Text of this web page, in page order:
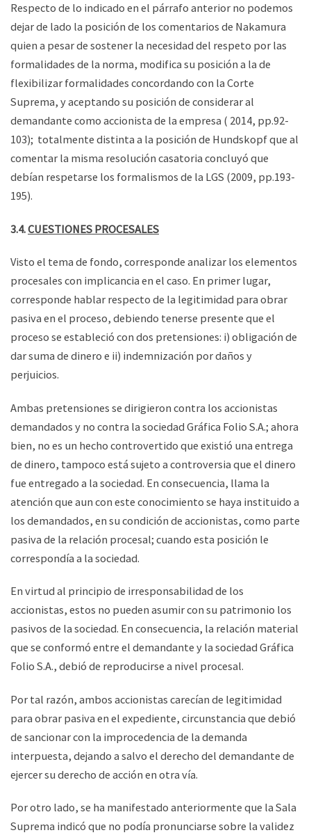
Respecto de lo indicado en el párrafo anterior no podemos
dejar de lado la posición de los comentarios de Nakamura
quien a pesar de sostener la necesidad del respeto por las
formalidades de la norma, modifica su posición a la de
flexibilizar formalidades concordando con la Corte
Suprema, y aceptando su posición de considerar al
demandante como accionista de la empresa ( 2014, pp.92-
103); totalmente distinta a la posición de Hundskopf que al
comentar la misma resolución casatoria concluyó que
debían respetarse los formalismos de la LGS (2009, pp.193-
195).
3.4.CUESTIONES PROCESALES
Visto el tema de fondo, corresponde analizar los elementos
procesales con implicancia en el caso. En primer lugar,
corresponde hablar respecto de la legitimidad para obrar
pasiva en el proceso, debiendo tenerse presente que el
proceso se estableció con dos pretensiones: i) obligación de
dar suma de dinero e ii) indemnización por daños y
perjuicios.
Ambas pretensiones se dirigieron contra los accionistas
demandados y no contra la sociedad Gráfica Folio S.A.; ahora
bien, no es un hecho controvertido que existió una entrega
de dinero, tampoco está sujeto a controversia que el dinero
fue entregado a la sociedad. En consecuencia, llama la
atención que aun con este conocimiento se haya instituido a
los demandados, en su condición de accionistas, como parte
pasiva de la relación procesal; cuando esta posición le
correspondía a la sociedad.
En virtud al principio de irresponsabilidad de los
accionistas, estos no pueden asumir con su patrimonio los
pasivos de la sociedad. En consecuencia, la relación material
que se conformó entre el demandante y la sociedad Gráfica
Folio S.A., debió de reproducirse a nivel procesal.
Por tal razón, ambos accionistas carecían de legitimidad
para obrar pasiva en el expediente, circunstancia que debió
de sancionar con la improcedencia de la demanda
interpuesta, dejando a salvo el derecho del demandante de
ejercer su derecho de acción en otra vía.
Por otro lado, se ha manifestado anteriormente que la Sala
Suprema indicó que no podía pronunciarse sobre la validez